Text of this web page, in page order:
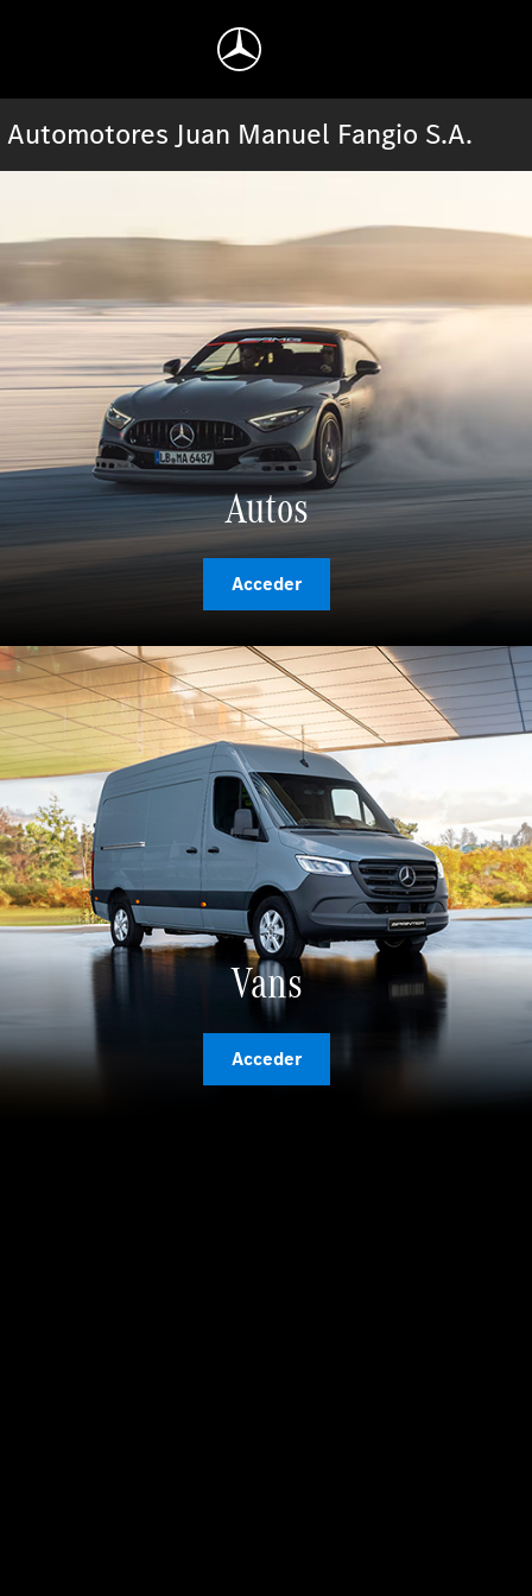
Automotores Juan Manuel Fangio S.A.
Autos
Acceder
Vans
Acceder